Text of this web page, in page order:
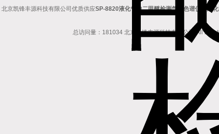
北京凯锋丰源科技有限公司优质供应SP-8820液化气中二甲醚检测气相色谱仪，液
总访问量：181034 北京凯锋丰源科技有限公司 All